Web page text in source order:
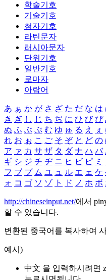
학술기호
기술기호
첨자기호
라틴문자
러시아문자
단위기호
일반기호
로마자
아랍어
あ ぁ か が さ ざ た だ な は
き ぎ し じ ち ぢ に ひ び ぴ
ぬ ふ ぶ ぷ む ゆ ゅ る え ぇ
れ お ぉ こ ご そ ぞ と ど の
ア ァ カ サ ザ タ ダ ナ ハ バ
ギ シ ジ チ ヂ ニ ヒ ビ ピ ミ
フ ブ プ ム ユ ュ ル エ ェ ケ
ォ コ ゴ ソ ゾ ト ド ノ ホ ボ
http://chineseinput.net/에서
할 수 있습니다.
변환된 중국어를 복사하여
예시)
中文 을 입력하시려면